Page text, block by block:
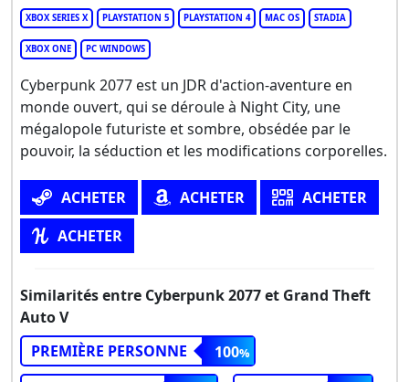
XBOX SERIES X PLAYSTATION 5 PLAYSTATION 4 MAC OS STADIA
XBOX ONE PC WINDOWS
Cyberpunk 2077 est un JDR d'action-aventure en
monde ouvert, qui se déroule à Night City, une
mégalopole futuriste et sombre, obsédée par le
pouvoir, la séduction et les modifications corporelles.
ACHETER ACHETER
ACHETER
ACHETER
Similarités entre Cyberpunk 2077 et Grand Theft
Auto V
PREMIÈRE PERSONNE
100